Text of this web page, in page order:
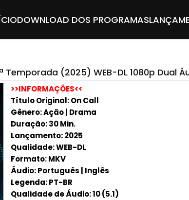
DOWNLOAD DOS PROGRAMAS
Temporada (2025) WEB-DL 1080p Dual
>>INFORMAÇÕES<<
Título Original: On Call
Gênero: Ação | Drama
Duração: 30 Min.
Lançamento: 2025
Qualidade: WEB-DL
Formato: MKV
Áudio: Português | Inglês
Legenda: PT-BR
Qualidade de Áudio: 10 (5.1)